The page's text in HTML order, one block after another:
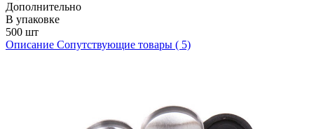
Дополнительно
В упаковке
500 шт
Описание Сопутствующие товары ( 5)